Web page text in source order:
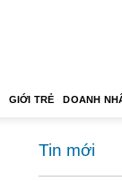
GIỚI TRẺ DOANH
Tin mới